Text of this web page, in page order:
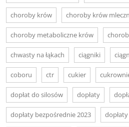
choroby krów choroby krów
choroby metaboliczne krów
chwasty na łąkach ciągniki
coboru ctr cukier
dopłat do silosów dopłaty
dopłaty bezpośrednie 2023